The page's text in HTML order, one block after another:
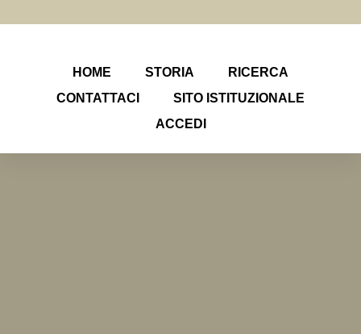
HOME STORIA
RICERCA
CONTATTACI
SITO ISTITUZIONALE
ACCEDI